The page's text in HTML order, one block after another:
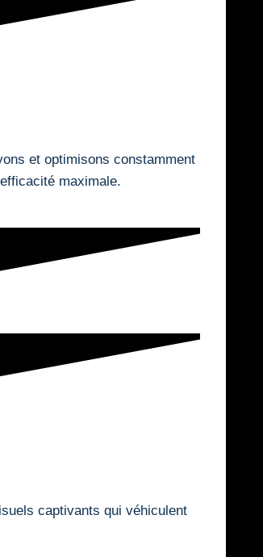
et optimisons constamment
maximale.
captivants qui véhiculent